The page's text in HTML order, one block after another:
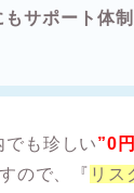
サポート体
も珍しい”0
ので、『 リス